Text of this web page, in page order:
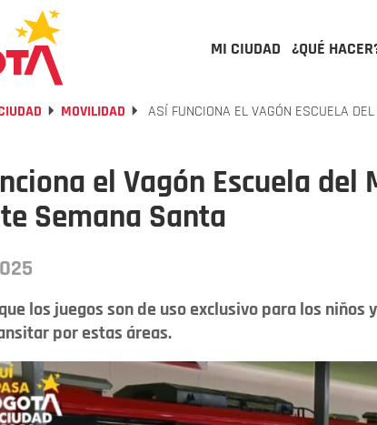
MI CIUDAD ¿QUÉ
MOVILIDAD ASÍ FUNCIONA EL VAGÓN ESCUELA
el Vagón Escuela del
Semana Santa
los juegos son de uso exclusivo para los niños
por estas áreas.